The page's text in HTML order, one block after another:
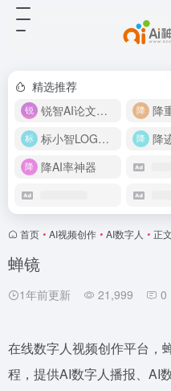
精选推荐
锐智AI论文生成
降
标小智LOGO设计
降
降AI率神器
首页 • AI视频创作 • AI数字人 • 正文
蝉镜
1年前更新 21,999 0
在线数字人视频创作平台，
程，提供AI数字人播报、AI